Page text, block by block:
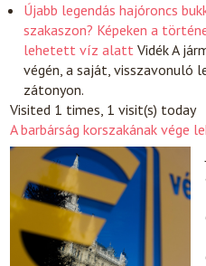
Újabb legendás hajóroncs
szakaszon? Képeken a
lehetett víz alatt VidékA
végén, a saját, visszavonuló
zátonyon.
Visited 1 times, 1 visit(s) today
A barbárság korszakának vége